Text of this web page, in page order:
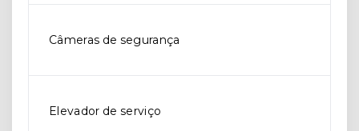
Câmeras de segurança
Elevador de serviço